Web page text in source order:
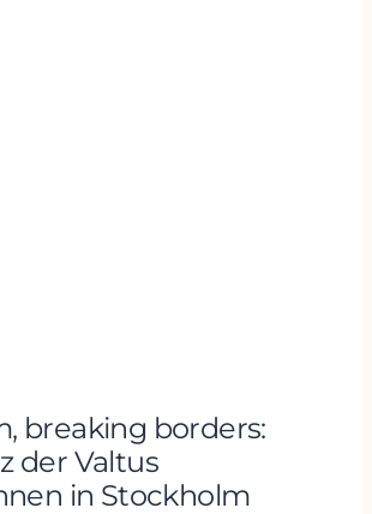
breaking borders:
der Valtus
in Stockholm